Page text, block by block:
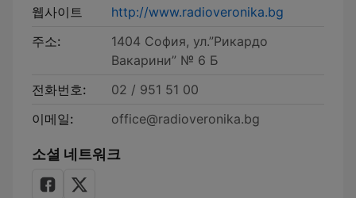
웹사이트
http://www.radioveronika.bg
주소:
1404 София, ул.”Рикардо
Вакарини” № 6 Б
전화번호:
02 / 951 51 00
이메일:
office@radioveronika.bg
소셜 네트워크